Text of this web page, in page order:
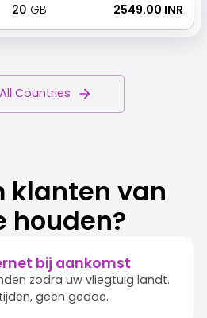
20 GB ₹ 2549.00 INR
Countries
klanten van
houden?
bij aankomst
zodra uw vliegtuig landt.
geen gedoe.